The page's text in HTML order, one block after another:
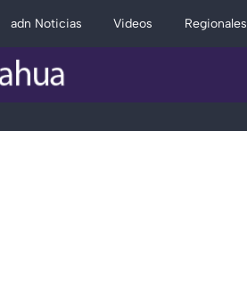
adn Noticias Videos Regionales